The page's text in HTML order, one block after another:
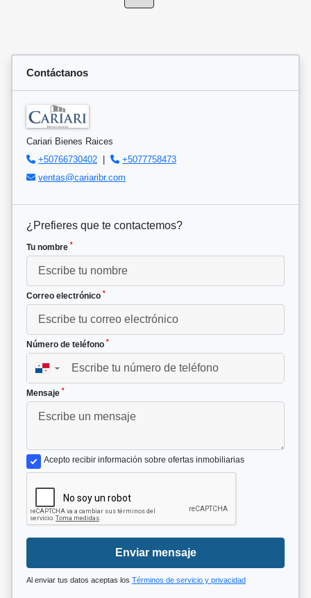
Contáctanos
Cariari Bienes Raices
+50766730402 |
+5077758473
ventas@cariaribr.com
¿Prefieres que te contactemos?
Tu nombre *
Correo electrónico *
Número de teléfono *
▼
Mensaje *
Acepto recibir información sobre ofertas inmobiliarias
Enviar mensaje
Al enviar tus datos aceptas los Términos de servicio y privacidad